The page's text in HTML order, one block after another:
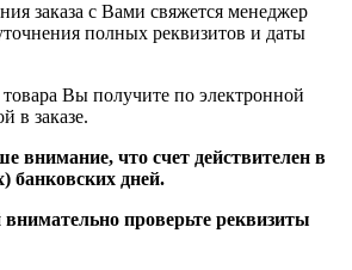
заказа с Вами свяжется менеджер
полных реквизитов и даты
Вы получите по электронной
в заказе.
внимание, что счет действителен в
банковских дней.
проверьте реквизиты